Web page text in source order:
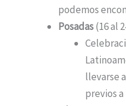
podemos
Posadas(16 al
llevarse
previos a